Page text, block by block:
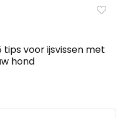
tips voor ijsvissen met
hond